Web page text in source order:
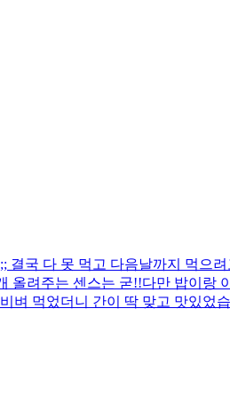
국 다 못 먹고 다음날까지 먹으
려주는 센스는 굳!! ​다만 밥이
벼 먹었더니 간이 딱 맞고 맛있었